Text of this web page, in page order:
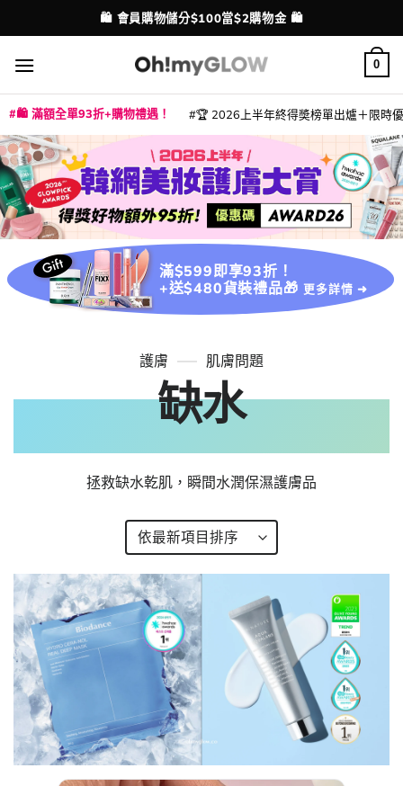
to
content
配送港澳
💳 支援消費券、FPS、八達通、PAYME、信用卡付款
0
🛍️ 滿額全單93折+購物禮遇！ 🏆 2026上半年終得奬榜單出爐＋限時
滿$599即享93折！
+送$480貨裝禮品🎁 更多詳情 ➜
護膚 肌膚問題
缺水
拯救缺水乾肌，瞬間水潤保濕護膚品